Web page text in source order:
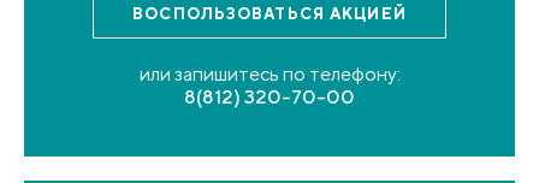
ВОСПОЛЬЗОВАТЬСЯ АКЦИЕЙ
или запишитесь по телефону:
8(812) 320-70-00